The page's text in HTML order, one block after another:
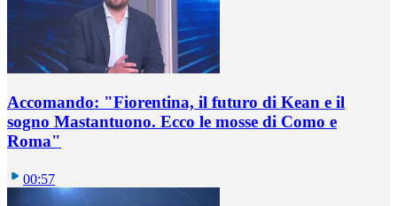
Accomando: "Fiorentina, il futuro di Kean e il
sogno Mastantuono. Ecco le mosse di Como e
Roma"
00:57